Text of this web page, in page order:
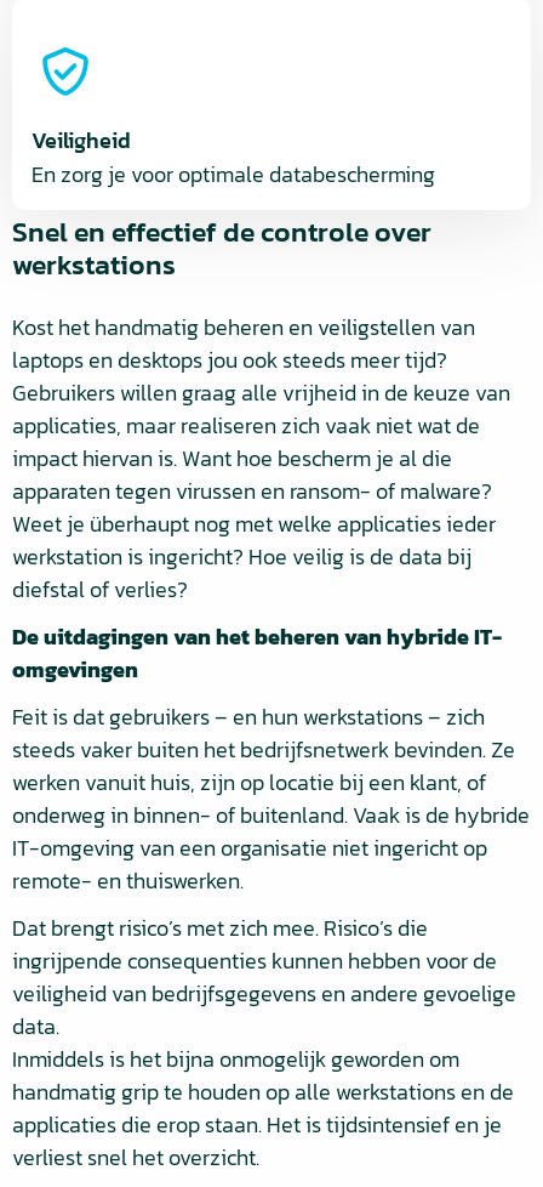
Veiligheid
En zorg je voor optimale databescherming
Snel en effectief de controle over
werkstations
Kost het handmatig beheren en veiligstellen van
laptops en desktops jou ook steeds meer tijd?
Gebruikers willen graag alle vrijheid in de keuze van
applicaties, maar realiseren zich vaak niet wat de
impact hiervan is. Want hoe bescherm je al die
apparaten tegen virussen en ransom- of malware?
Weet je überhaupt nog met welke applicaties ieder
werkstation is ingericht? Hoe veilig is de data bij
diefstal of verlies?
De uitdagingen van het beheren van hybride IT-
omgevingen
Feit is dat gebruikers – en hun werkstations – zich
steeds vaker buiten het bedrijfsnetwerk bevinden. Ze
werken vanuit huis, zijn op locatie bij een klant, of
onderweg in binnen- of buitenland. Vaak is de hybride
IT-omgeving van een organisatie niet ingericht op
remote- en thuiswerken.
Dat brengt risico’s met zich mee. Risico’s die
ingrijpende consequenties kunnen hebben voor de
veiligheid van bedrijfsgegevens en andere gevoelige
data.
Inmiddels is het bijna onmogelijk geworden om
handmatig grip te houden op alle werkstations en de
applicaties die erop staan. Het is tijdsintensief en je
verliest snel het overzicht.